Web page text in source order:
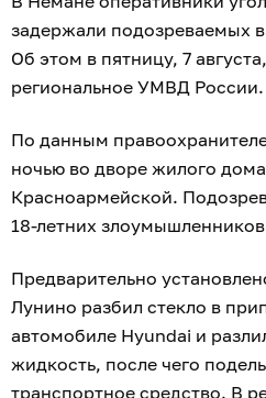
задержали подозреваемых
Об этом в пятницу, 7
региональное УМВД России.
По данным
ночью во дворе жилого
Красноармейской.
18-летних
Предварительно
Лунино разбил стекло в
автомобиле Hyundai и
жидкость, после чего
транспортное средство. В